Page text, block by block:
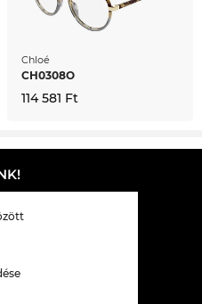
Chloé
CH0308O
114 581 Ft